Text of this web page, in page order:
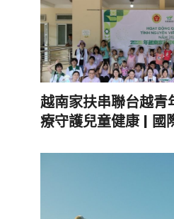
越南家扶串聯台越
療守護兒童健康 | 國